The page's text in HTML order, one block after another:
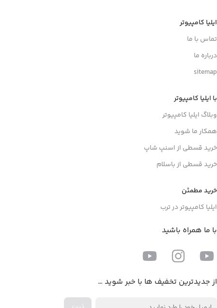
ایلیا کامپیوتر
تماس با ما
درباره ما
sitemap
با ایلیا کامپیوتر
وبلاگ ایلیا کامپیوتر
همکار ما شوید
خرید قسطی از اسنپ شاپ
خرید قسطی از باسلام
خرید مطمئن
ایلیا کامپیوتر در ترب
با ما همراه باشید
از جدیدترین تخفیف ها با خبر شوید …